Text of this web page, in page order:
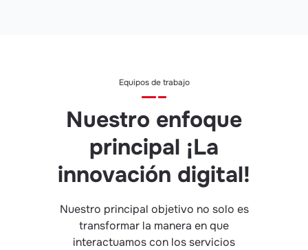
Equipos de trabajo
Nuestro enfoque
principal ¡La
innovación digital!
Nuestro principal objetivo no solo es
transformar la manera en que
interactuamos con los servicios